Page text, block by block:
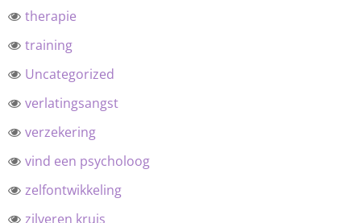
therapie
training
Uncategorized
verlatingsangst
verzekering
vind een psycholoog
zelfontwikkeling
zilveren kruis